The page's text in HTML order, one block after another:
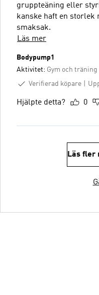
gruppteäning eller
kanske haft en storlek
smaksak.
Läs mer
Bodypump1
Aktivitet: Gym och träning
Verifierad köpare
Hjälpte detta? 0
Läs fler